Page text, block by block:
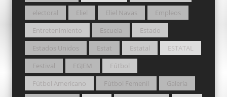
electoral
Eliel Eliel Navas
Empleos
Entretenimiento
Escuela
Estado
Estados Unidos
Estat Estatal
ESTATAL
Festival
FGJEM
Fútbol
Fútbol Americano
Fútbol Femenil
Galería